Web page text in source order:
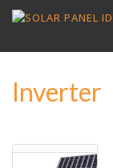
Inverter